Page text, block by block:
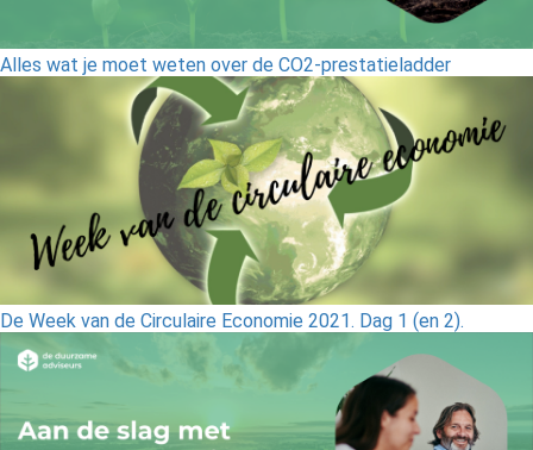
Alles wat je moet weten over de CO2-prestatieladder
De Week van de Circulaire Economie 2021. Dag 1 (en 2).